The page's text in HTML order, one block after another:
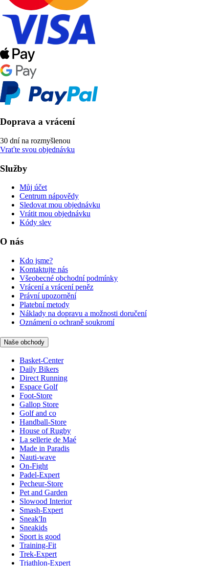
Doprava a vrácení
30 dní na rozmyšlenou
Vraťte svou objednávku
Služby
Můj účet
Centrum nápovědy
Sledovat mou objednávku
Vrátit mou objednávku
Kódy slev
O nás
Kdo jsme?
Kontaktujte nás
Všeobecné obchodní podmínky
Vrácení a vrácení peněz
Právní upozornění
Platební metody
Náklady na dopravu a možnosti doručení
Oznámení o ochraně soukromí
Naše obchody
Basket-Center
Daily Bikers
Direct Running
Espace Golf
Foot-Store
Gallop Store
Golf and co
Handball-Store
House of Rugby
La sellerie de Maé
Made in Paradis
Nauti-wave
On-Fight
Padel-Expert
Pecheur-Store
Pet and Garden
Slowood Interior
Smash-Expert
Sneak'In
Sneakids
Sport is good
Training-Fit
Trek-Expert
Triathlon-Expert